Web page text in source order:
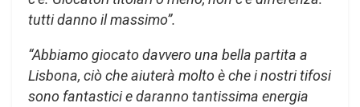
tutti danno il massimo”.
“Abbiamo giocato davvero una bella partita a
Lisbona, ciò che aiuterà molto è che i nostri tifosi
sono fantastici e daranno tantissima energia